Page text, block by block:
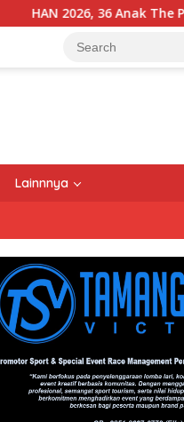
Anak The Purposeful
Lainnnya